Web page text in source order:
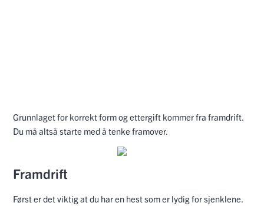
Grunnlaget for korrekt form og ettergift kommer fra framdrift.
Du må altså starte med å tenke framover.
Framdrift
Først er det viktig at du har en hest som er lydig for sjenklene.